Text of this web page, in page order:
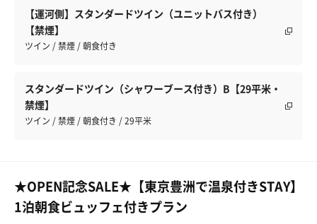
【運河側】スタンダードツイン（ユニットバス付き）
【禁煙】
ツイン / 禁煙 / 朝食付き
スタンダードツイン（シャワーブース付き）B【29平米・
禁煙】
ツイン / 禁煙 / 朝食付き / 29平米
★OPEN記念SALE★【東京豊洲で温泉付きSTAY】
1泊朝食ビュッフェ付きプラン